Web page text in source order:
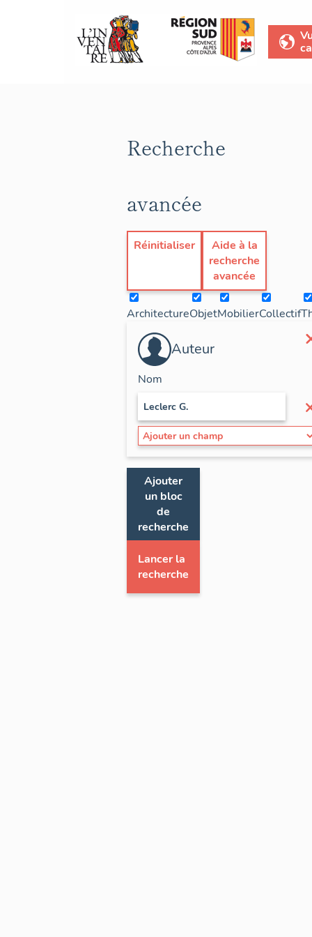
Recherche
avancée
Réinitialiser
Aide à la
recherche
avancée
ArchitectureObjetMobilierCollectif
Auteur
Nom
Ajouter
un bloc
de
recherche
Lancer la
recherche